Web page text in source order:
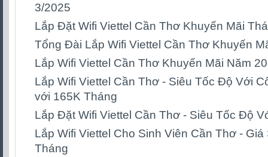
3/2025
Lắp Đặt Wifi Viettel Cần Thơ Khuyến Mãi
Tổng Đài Lắp Wifi Viettel Cần Thơ Khuyến
Lắp Wifi Viettel Cần Thơ Khuyến Mãi Năm
Lắp Wifi Viettel Cần Thơ - Siêu Tốc Độ Với
với 165K Tháng
Lắp Đặt Wifi Viettel Cần Thơ - Siêu Tốc Độ
Lắp Wifi Viettel Cho Sinh Viên Cần Thơ -
Tháng